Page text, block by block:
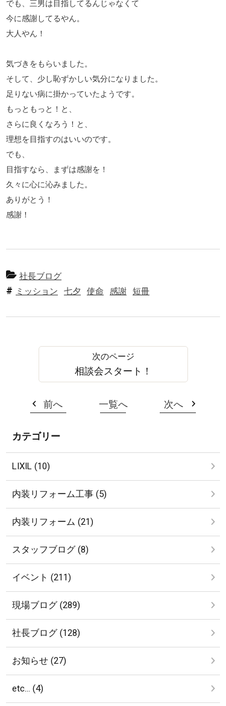
でも、三男は目指してるんじゃなくて
今に感謝してるやん。
大人やん！
気づきをもらいました。
そして、少し恥ずかしい気分になりました。
足りない病に掛かっていたようです。
もっともっと！と、
さらに良くなろう！と、
理想を目指すのはいいのです。
でも、
目指すなら、まずは感謝を！
久々に心に沁みました。
ありがとう！
感謝！
社長ブログ
ミッション
七夕 使命 感謝 短冊
相談会スタート！
前へ 一覧へ 次へ
カテゴリー
LIXIL (10)
内装リフォーム工事 (5)
内装リフォーム (21)
スタッフブログ (8)
イベント (211)
現場ブログ (289)
社長ブログ (128)
お知らせ (27)
etc… (4)